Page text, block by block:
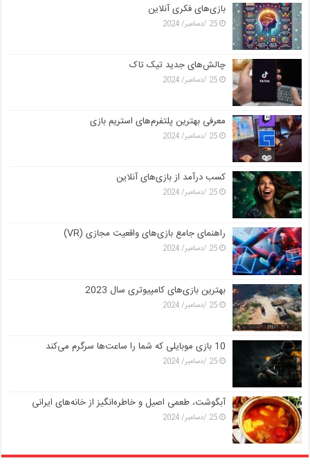
بازی‌های فکری آنلاین
25 /دسامبر/ 2024
چالش‌های جدید تیک تاک
25 /دسامبر/ 2024
معرفی بهترین پلتفرم‌های استریم بازی
25 /دسامبر/ 2024
کسب درآمد از بازی‌های آنلاین
25 /دسامبر/ 2024
راهنمای جامع بازی‌های واقعیت مجازی (VR)
25 /دسامبر/ 2024
بهترین بازی‌های کامپیوتری سال 2023
25 /دسامبر/ 2024
10 بازی موبایلی که شما را ساعت‌ها سرگرم می‌کند
25 /دسامبر/ 2024
آبگوشت، طعمی اصیل و خاطره‌انگیز از خانه‌های ایرانی
25 /دسامبر/ 2024